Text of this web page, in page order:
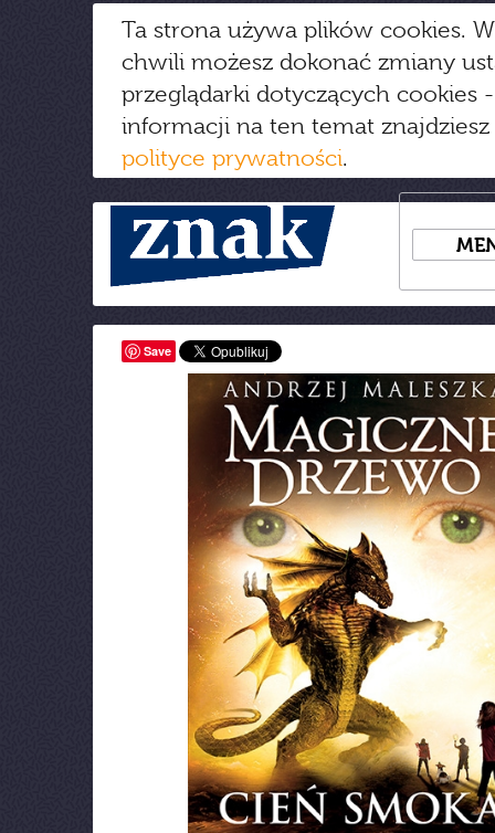
Ta strona używa plików cookies.
chwili możesz dokonać zmiany
przeglądarki dotyczących cookies
informacji na ten temat
polityce prywatności.
Save